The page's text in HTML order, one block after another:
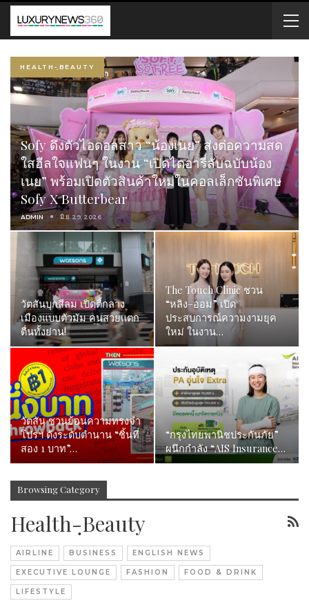
HEALTH-ฺBEAUTY
Sofy ดึงตัวไอดอลสาว “น้องเนย” ส่งต่อความสด
ใสฮีลใจแฟนๆ ในงาน “เปิดไดอารี่ลับฉบับน้อง
เนย” พร้อมเปิดตัวสินค้าใหม่ในคอลเล็กชันพิเศษ
Sofy X Butterbear
ADMIN มิ.ย. 29, 2026
วัตสันบุกสีลม เปิดตี้กลาง
เมืองแบบตัวมัม คนสวยแตก
ตื่นทั้งย่าน!
The Touch Clinic ชวน
“หลิง–ออม” เปิด
ประสบการณ์ความงามยุค
ใหม่ ในงาน…
วัตสัน ชวนย้อนความทรงจำ
โปรฯ ดังระดับตำนาน “ชิ้นที่
สอง 1 บาท”…
“กรุงไทยพานิชประกันภัย”
ผนึกกำลัง “AIS Insurance…
Browsing Category
Health-ฺBeauty
AIRLINE BUSINESS ENGLISH NEWS
EXECUTIVE LOUNGE FASHION FOOD & DRINK
LIFESTYLE